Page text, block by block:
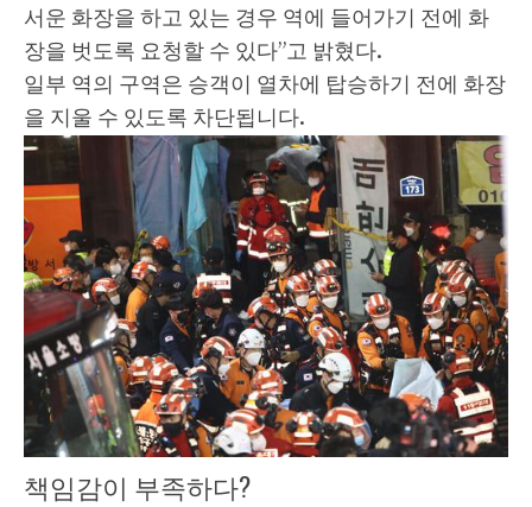
서운 화장을 하고 있는 경우 역에 들어가기 전에 화
장을 벗도록 요청할 수 있다”고 밝혔다.
일부 역의 구역은 승객이 열차에 탑승하기 전에 화장
을 지울 수 있도록 차단됩니다.
책임감이 부족하다?